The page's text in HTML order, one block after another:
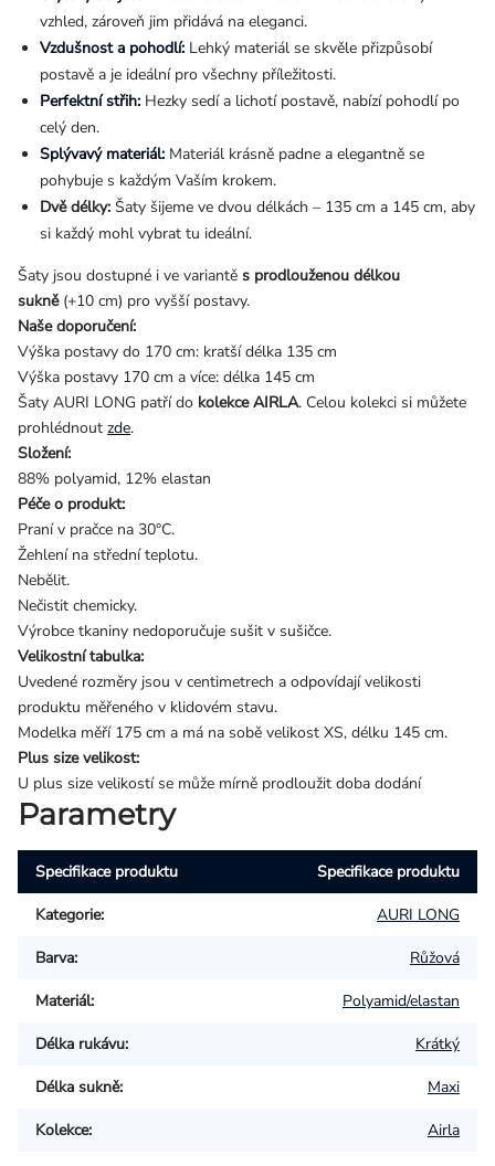
vzhled, zároveň jim přidává na eleganci.
Vzdušnost a pohodlí: Lehký materiál se skvěle přizpůsobí
postavě a je ideální pro všechny příležitosti.
Perfektní střih: Hezky sedí a lichotí postavě, nabízí pohodlí po
celý den.
Splývavý materiál: Materiál krásně padne a elegantně se
pohybuje s každým Vaším krokem.
Dvě délky: Šaty šijeme ve dvou délkách – 135 cm a 145 cm, aby
si každý mohl vybrat tu ideální.
Šaty jsou dostupné i ve variantě s prodlouženou délkou
sukně(+10 cm) pro vyšší postavy.
Naše doporučení:
Výška postavy do 170 cm: kratší délka 135 cm
Výška postavy 170 cm a více: délka 145 cm
Šaty AURI LONG patří do kolekce AIRLA. Celou kolekci si můžete
prohlédnout zde.
Složení:
88% polyamid, 12% elastan
Péče o produkt:
Praní v pračce na 30°C.
Žehlení na střední teplotu.
Nebělit.
Nečistit chemicky.
Výrobce tkaniny nedoporučuje sušit v sušičce.
Velikostní tabulka:
Uvedené rozměry jsou v centimetrech a odpovídají velikosti
produktu měřeného v klidovém stavu.
Modelka měří 175 cm a má na sobě velikost XS, délku 145 cm.
Plus size velikost:
U plus size velikostí se může mírně prodloužit doba dodání
Parametry
Specifikace produktu Specifikace produktu
Kategorie: AURI LONG
Barva: Růžová
Materiál: Polyamid/elastan
Délka rukávu: Krátký
Délka sukně: Maxi
Kolekce: Airla